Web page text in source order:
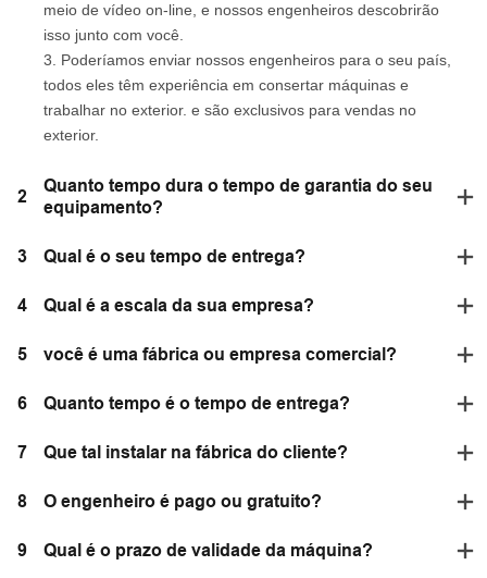
meio de vídeo on-line, e nossos engenheiros descobrirão
isso junto com você.
3. Poderíamos enviar nossos engenheiros para o seu país,
todos eles têm experiência em consertar máquinas e
trabalhar no exterior. e são exclusivos para vendas no
exterior.
2
Quanto tempo dura o tempo de garantia do seu
equipamento?
3 Qual é o seu tempo de entrega?
4 Qual é a escala da sua empresa?
5 você é uma fábrica ou empresa comercial?
6 Quanto tempo é o tempo de entrega?
7 Que tal instalar na fábrica do cliente?
8 O engenheiro é pago ou gratuito?
9 Qual é o prazo de validade da máquina?